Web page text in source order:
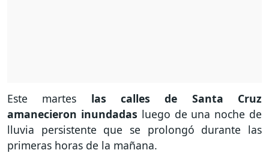
Este martes las calles de Santa Cruz
amanecieron inundadas luego de una noche de
lluvia persistente que se prolongó durante las
primeras horas de la mañana.